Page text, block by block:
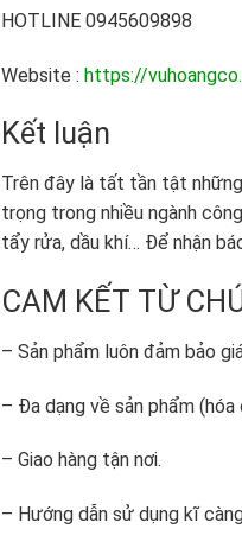
HOTLINE 0945609898
Website : https://
Kết luận
Trên đây là tất tần tật
trọng trong nhiều ngành
tẩy rửa, dầu khí… Để nhận
CAM KẾT TỪ
– Sản phẩm luôn đảm bảo
– Đa dạng về sản phẩm
– Giao hàng tận nơi.
– Hướng dẫn sử dụng kĩ